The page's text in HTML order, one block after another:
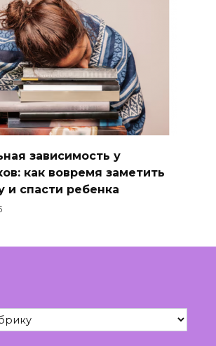
зависимость у
как вовремя заметить
и спасти ребенка